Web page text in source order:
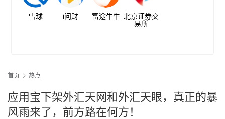
雪球 i问财 富途牛牛 北京证券交
易所
首页 热点
应用宝下架外汇天网和外汇天眼，真正的暴
风雨来了，前方路在何方！